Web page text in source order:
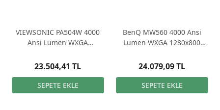
VIEWSONIC PA504W 4000
Ansi Lumen WXGA
Projeksiyon
23.504,41 TL
BenQ MW560 4000 Ansi
Lumen WXGA 1280x800
Cihazı
24.079,09 TL